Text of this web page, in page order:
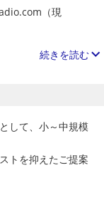
（現
継ぎたい北海
続きを読む
して、小～中規模
トを抑えたご提案